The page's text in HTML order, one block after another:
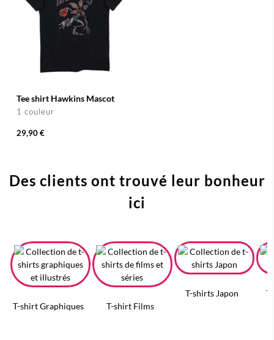
Tee shirt Hawkins Mascot
1 couleur
29,90 €
Des clients ont trouvé leur bonheur
ici
T-shirt Graphiques T-shirt Films
T-shirts Japon